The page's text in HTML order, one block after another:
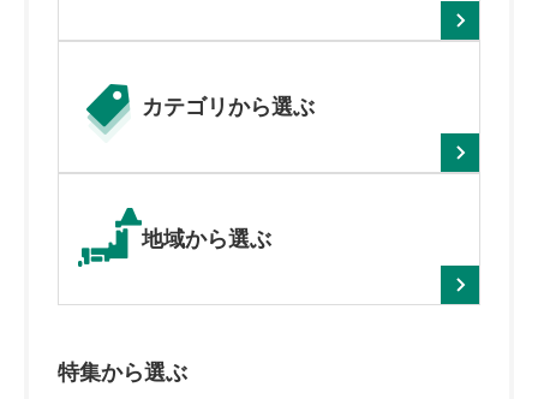
カテゴリから選ぶ
地域から選ぶ
特集から選ぶ